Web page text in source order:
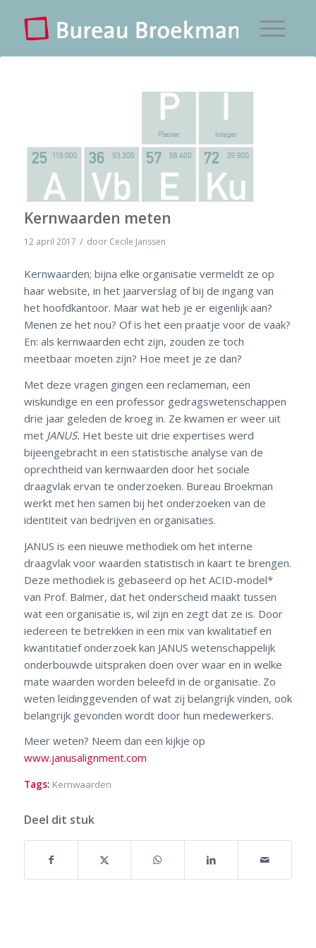
Kernwaarden meten
12 april 2017 / door Cecile Janssen
Kernwaarden; bijna elke organisatie vermeldt ze op
haar website, in het jaarverslag of bij de ingang van
het hoofdkantoor. Maar wat heb je er eigenlijk aan?
Menen ze het nou? Of is het een praatje voor de vaak?
En: als kernwaarden echt zijn, zouden ze toch
meetbaar moeten zijn? Hoe meet je ze dan?
Met deze vragen gingen een reclameman, een
wiskundige en een professor gedragswetenschappen
drie jaar geleden de kroeg in. Ze kwamen er weer uit
met JANUS. Het beste uit drie expertises werd
bijeengebracht in een statistische analyse van de
oprechtheid van kernwaarden door het sociale
draagvlak ervan te onderzoeken. Bureau Broekman
werkt met hen samen bij het onderzoeken van de
identiteit van bedrijven en organisaties.
JANUS is een nieuwe methodiek om het interne
draagvlak voor waarden statistisch in kaart te brengen.
Deze methodiek is gebaseerd op het ACID-model*
van Prof. Balmer, dat het onderscheid maakt tussen
wat een organisatie is, wil zijn en zegt dat ze is. Door
iedereen te betrekken in een mix van kwalitatief en
kwantitatief onderzoek kan JANUS wetenschappelijk
onderbouwde uitspraken doen over waar en in welke
mate waarden worden beleefd in de organisatie. Zo
weten leidinggevenden of wat zij belangrijk vinden, ook
belangrijk gevonden wordt door hun medewerkers.
Meer weten? Neem dan een kijkje op
www.janusalignment.com
Tags: Kernwaarden
Deel dit stuk